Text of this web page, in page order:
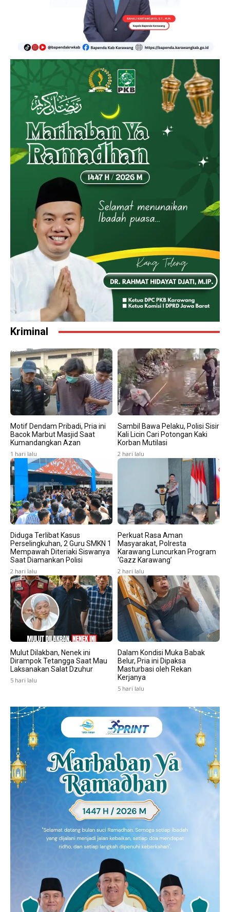
Kriminal
Motif Dendam Pribadi, Pria ini
Bacok Marbut Masjid Saat
Kumandangkan Azan
1 hari lalu
Sambil Bawa Pelaku, Polisi Sisir
Kali Licin Cari Potongan Kaki
Korban Mutilasi
2 hari lalu
Diduga Terlibat Kasus
Perselingkuhan, 2 Guru SMKN 1
Mempawah Diteriaki Siswanya
Saat Diamankan Polisi
2 hari lalu
Perkuat Rasa Aman
Masyarakat, Polresta
Karawang Luncurkan Program
‘Gazz Karawang’
2 hari lalu
Mulut Dilakban, Nenek ini
Dirampok Tetangga Saat Mau
Laksanakan Salat Dzuhur
5 hari lalu
Dalam Kondisi Muka Babak
Belur, Pria ini Dipaksa
Masturbasi oleh Rekan
Kerjanya
5 hari lalu